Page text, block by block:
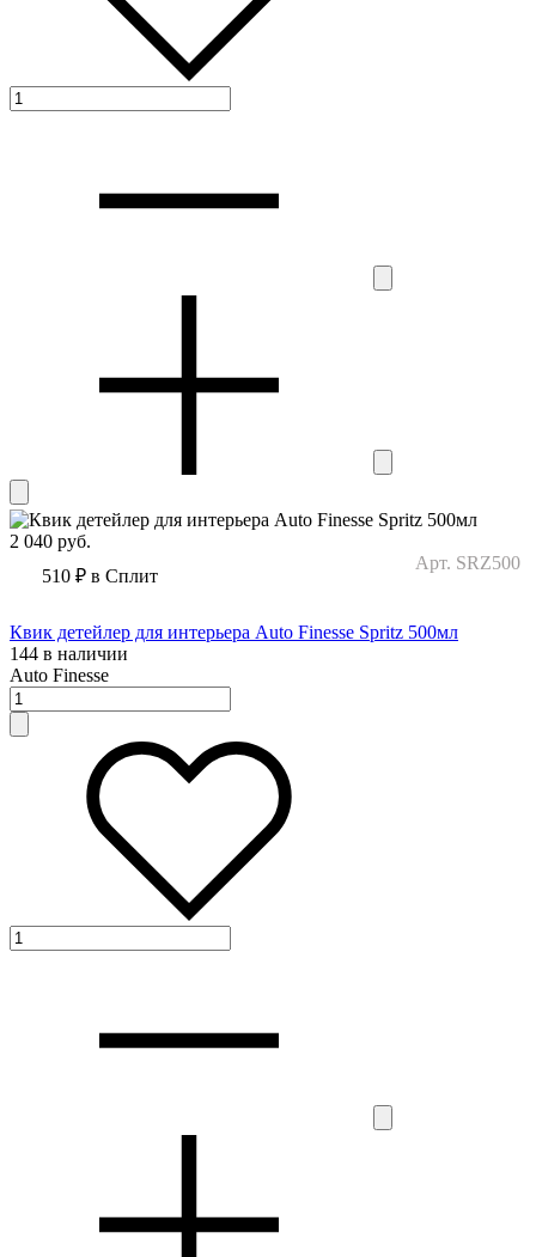
2 040 руб.
Арт. SRZ500
510 ₽ в Сплит
Квик детейлер для интерьера Auto Finesse Spritz 500мл
144 в наличии
Auto Finesse